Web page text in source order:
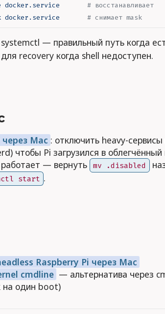
docker.service
       # восстанавливает
docker.service
       # снимает mask
— правильный путь когда
recovery когда shell недоступен.
Mac : отключить heavy-сервисы
чтобы Pi загрузился в
работает — вернуть
mv .disabled
start .
Raspberry Pi через Mac
cmdline — альтернатива через
на один boot)